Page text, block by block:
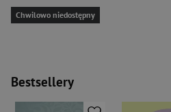
Chwilowo niedostępny
Bestsellery